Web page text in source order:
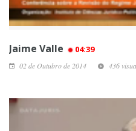
Jaime Valle 04:39
02 de Outubro de 2014 436